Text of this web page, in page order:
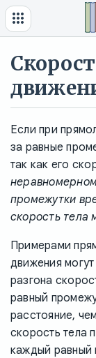
Если при
за равные
так как его
промежутки
скорость тела
Примерами
движения
разгона
равный
расстояние,
скорость тела
каждый равный